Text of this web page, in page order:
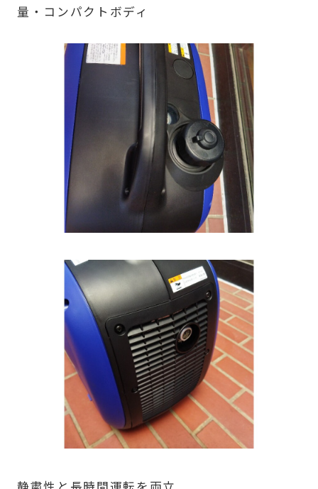
量・コンパクトボディ